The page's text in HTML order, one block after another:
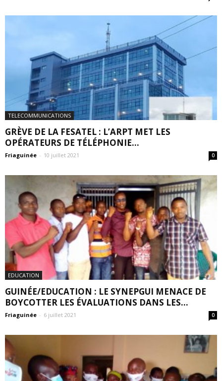
TELECOMMUNICATIONS
GRÈVE DE LA FESATEL : L’ARPT MET LES
OPÉRATEURS DE TÉLÉPHONIE...
Friaguinée - 10 juillet 2021 0
EDUCATION
GUINÉE/EDUCATION : LE SYNEPGUI MENACE DE
BOYCOTTER LES ÉVALUATIONS DANS LES...
Friaguinée - 6 juillet 2021 0